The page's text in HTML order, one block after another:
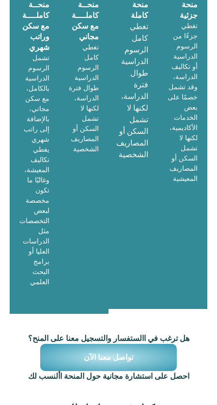
منحة
جزئية
تغطي
جزءًا من
الرسوم
الدراسية
أو تكاليف
الدراسة،
وقد تشمل
خصمًا على
بعض
الخدمات
الأكاديمية،
لكنها لا
تشمل
السكن أو
المصاريف
المعيشية
منحة
كاملة
تغطي
كامل
الرسوم
الدراسية
طوال
فترة
الدراسة،
لكنها لا
تشمل
السكن أو
المصاريف
الشخصية
منحــة
كاملــــة
مع سكن
مجاني
تغطي
كامل
الرسوم
الدراسية
طوال فترة
الدراسة،
لكنها لا
تشمل
السكن أو
المصاريف
الشخصية
منحــة
كاملــــة
مع سكن
وراتب
شهري
تشمل
الرسوم
الدراسية
بالكامل،
مع سكن
مجاني،
بالإضافة
إلى راتب
شهري
يغطي
تكاليف
المعيشة،
وغالبًا ما
تكون
مخصصة
لبعض
التخصصات
مثل
الدراسات
العليا أو
برامج
البحث
العلمي
هل ترغب في االستفسار والتسجيل معنا على المنح؟
تواصل معنا الآن
احصل على استشارة مجانية حول المنحة األنسب لك